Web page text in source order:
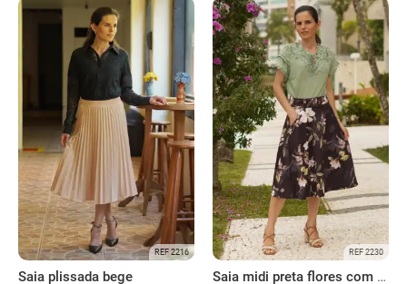
REF 2216
Saia plissada bege
REF 2230
Saia midi preta flores com bolsos